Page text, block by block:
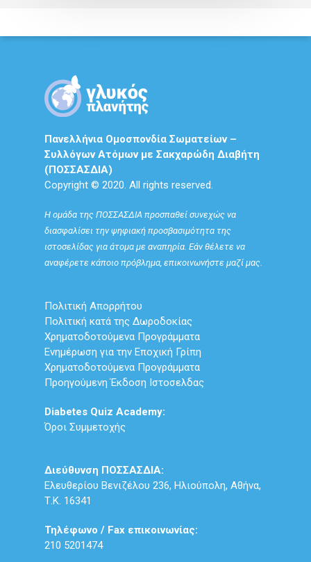
Πανελλήνια Ομοσπονδία Σωματείων –
Συλλόγων Ατόμων με Σακχαρώδη Διαβήτη
(ΠΟΣΣΑΣΔΙΑ)
Copyright © 2020. All rights reserved.
Η ομάδα της ΠΟΣΣΑΣΔΙΑ προσπαθεί συνεχώς να
διασφαλίσει την ψηφιακή προσβασιμότητα της
ιστοσελίδας για άτομα με αναπηρία. Εάν θέλετε να
αναφέρετε κάποιο πρόβλημα, επικοινωνήστε μαζί μας.
Πολιτική Απορρήτου
Πολιτική κατά της Δωροδοκίας
Χρηματοδοτούμενα Προγράμματα
Ενημέρωση για την Εποχική Γρίπη
Χρηματοδοτούμενα Προγράμματα
Προηγούμενη Έκδοση Ιστοσελδας
Diabetes Quiz Academy:
Όροι Συμμετοχής
Διεύθυνση ΠΟΣΣΑΣΔΙΑ:
Ελευθερίου Βενιζέλου 236, Ηλιούπολη, Αθήνα,
Τ.Κ. 16341
Τηλέφωνο / Fax επικοινωνίας:
210 5201474